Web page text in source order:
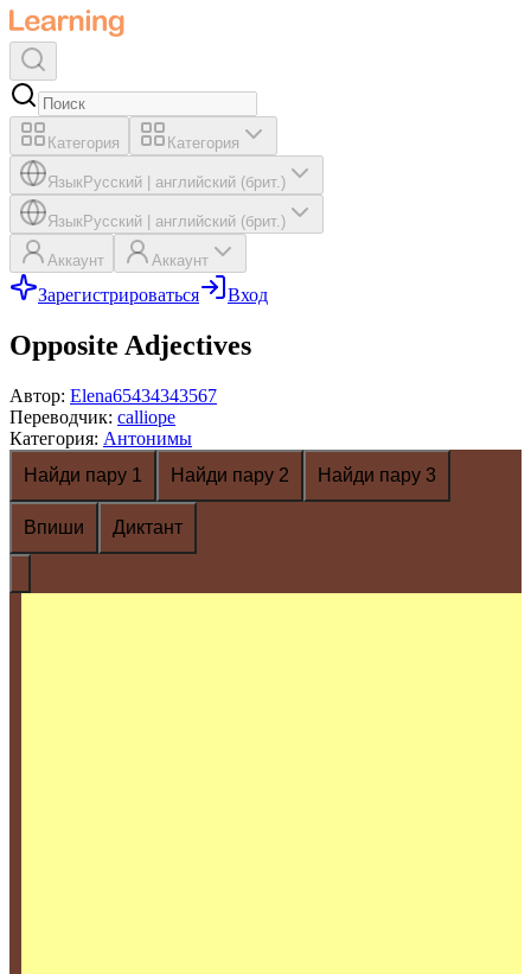
Категория Категория
ЯзыкРусский английский (брит.)
ЯзыкРусский английский (брит.)
Аккаунт Аккаунт
Зарегистрироваться Вход
Opposite Adjectives
Автор: Elena65434343567
Переводчик: calliope
Категория: Антонимы
Найди пару 1
Найди пару 2 Найди пару 3
Впиши Диктант